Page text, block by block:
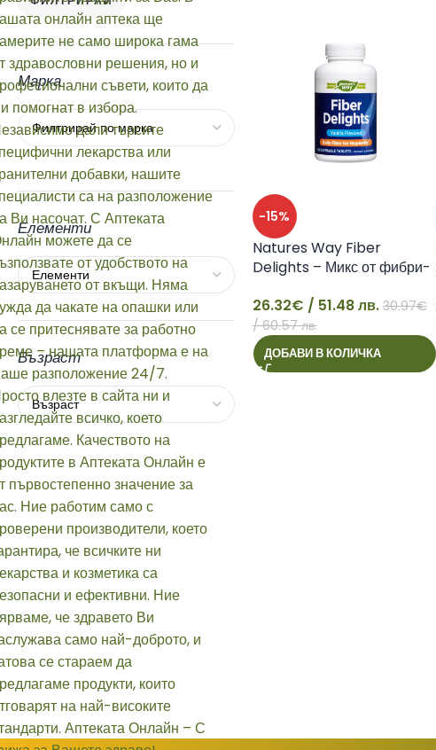
Марка
Елементи
Възраст
-15%
26
Natures Way Fiber
Delights – Микс от фибри-
26.32€ / 51.48 лв. 30.97€
/ 60.57 лв.
ДОБАВИ В КОЛИЧКА